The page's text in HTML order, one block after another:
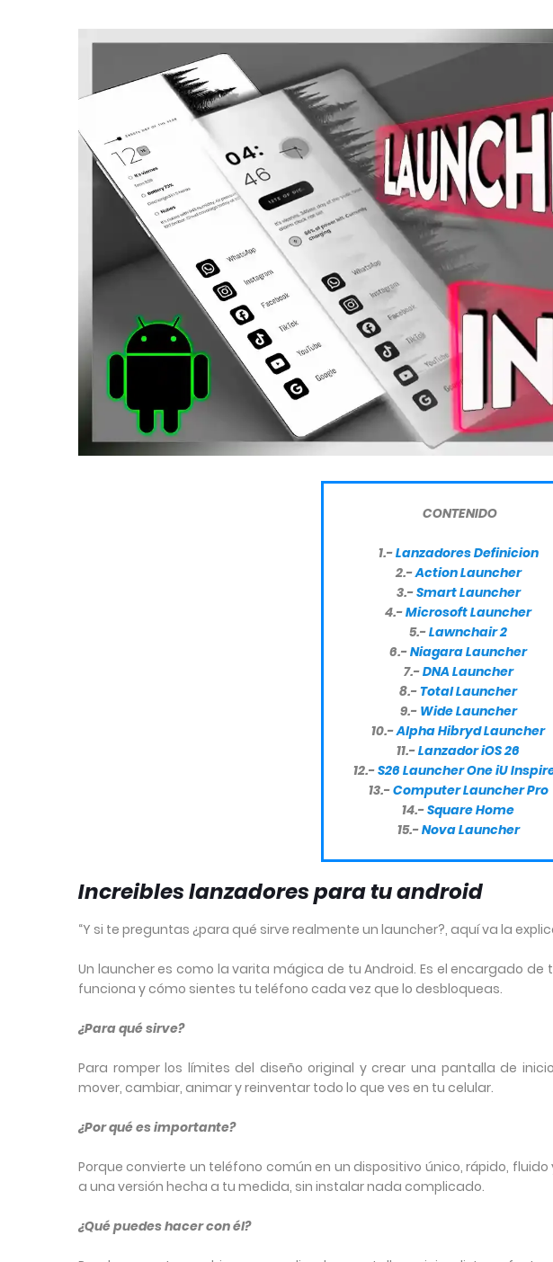
CONTENIDO
1.-Lanzadores Definicion
2.-Action Launcher
3.-Smart Launcher
4.-Microsoft Launcher
5.-Lawnchair 2
6.-Niagara Launcher
7.-DNA Launcher
8.-Total Launcher
9.- Wide Launcher
10.-Alpha Hibryd Launcher
11.-Lanzador iOS 26
12.-S26 Launcher One iU
13.-Computer Launcher Pro
14.-Square Home
15.-Nova Launcher
Increibles lanzadores para tu android
“Y si te preguntas ¿para qué sirve realmente un launcher?, aquí va la
Un launcher es como la varita mágica de tu Android. Es el encargado
funciona y cómo sientes tu teléfono cada vez que lo desbloqueas.
¿Para qué sirve?
Para romper los límites del diseño original y crear una pantalla de
mover, cambiar, animar y reinventar todo lo que ves en tu celular.
¿Por qué es importante?
Porque convierte un teléfono común en un dispositivo único, rápido,
a una versión hecha a tu medida, sin instalar nada complicado.
¿Qué puedes hacer con él?